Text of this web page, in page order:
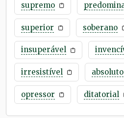
supremo
superior soberano
insuperável
irresistível absoluto
opressor ditatorial